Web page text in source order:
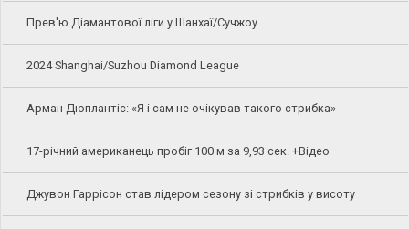
Прев'ю Діамантової ліги у Шанхаї/Сучжоу
2024 Shanghai/Suzhou Diamond League
Арман Дюплантіс: «Я і сам не очікував такого стрибка»
17-річний американець пробіг 100 м за 9,93 сек. +Відео
Джувон Гаррісон став лідером сезону зі стрибків у висоту